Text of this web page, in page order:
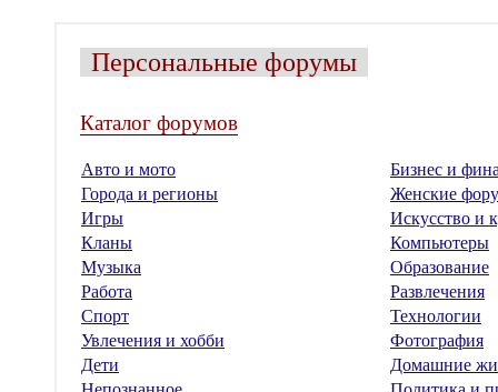
Персональные форумы
Каталог форумов
Авто и мото
Бизнес и
Города и регионы
Женские
Игры
Искусство и
Кланы
Компьютеры
Музыка
Образование
Работа
Развлечения
Спорт
Технологии
Увлечения и хобби
Фотография
Дети
Домашние